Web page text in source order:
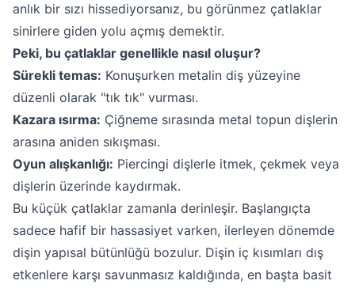
anlık bir sızı hissediyorsanız, bu görünmez çatlaklar
sinirlere giden yolu açmış demektir.
Peki, bu çatlaklar genellikle nasıl oluşur?
Sürekli temas: Konuşurken metalin diş yüzeyine
düzenli olarak "tık tık" vurması.
Kazara ısırma: Çiğneme sırasında metal topun dişlerin
arasına aniden sıkışması.
Oyun alışkanlığı: Piercingi dişlerle itmek, çekmek veya
dişlerin üzerinde kaydırmak.
Bu küçük çatlaklar zamanla derinleşir. Başlangıçta
sadece hafif bir hassasiyet varken, ilerleyen dönemde
dişin yapısal bütünlüğü bozulur. Dişin iç kısımları dış
etkenlere karşı savunmasız kaldığında, en başta basit